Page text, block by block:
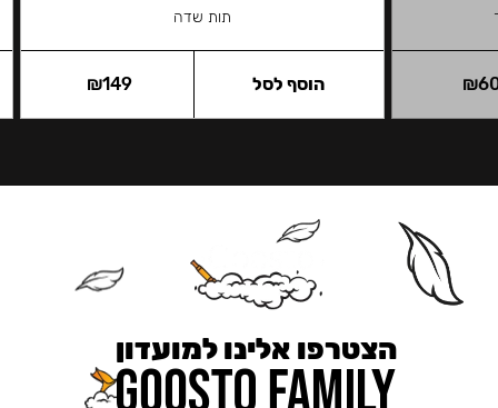
₪
תות שדה
₪149 הוסף לסל
הצטרפו אלינו למועדון